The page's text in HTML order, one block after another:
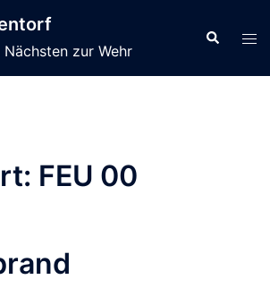
zur Wehr
Suche
FEU 00